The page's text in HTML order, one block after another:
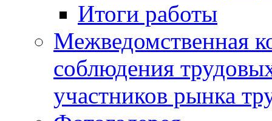
Итоги работы
Межведомственная
соблюдения
участников рынка